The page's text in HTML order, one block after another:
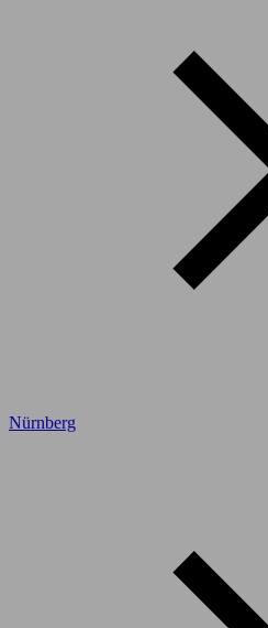
Nürnberg